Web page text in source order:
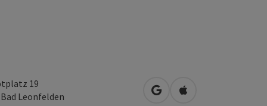
19
Bad Leonfelden Openen in Google Maps
Openen in Apple